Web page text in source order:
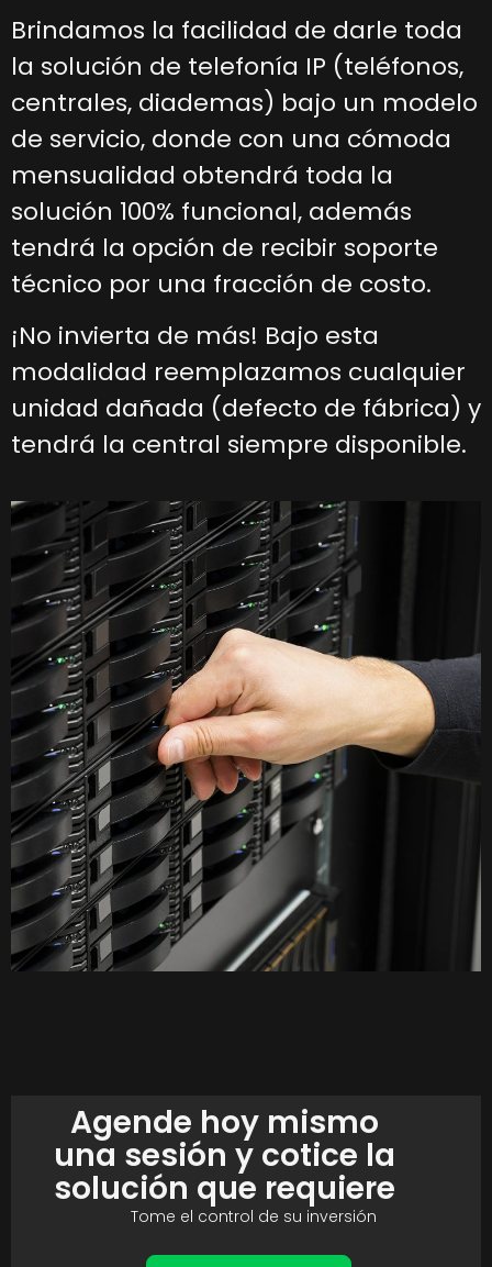
Brindamos la facilidad de darle toda
la solución de telefonía IP (teléfonos,
centrales, diademas) bajo un modelo
de servicio, donde con una cómoda
mensualidad obtendrá toda la
solución 100% funcional, además
tendrá la opción de recibir soporte
técnico por una fracción de costo.
¡No invierta de más! Bajo esta
modalidad reemplazamos cualquier
unidad dañada (defecto de fábrica) y
tendrá la central siempre disponible.
Agende hoy mismo
una sesión y cotice la
solución que requiere
Tome el control de su inversión